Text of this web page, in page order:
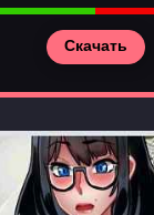
Скачать